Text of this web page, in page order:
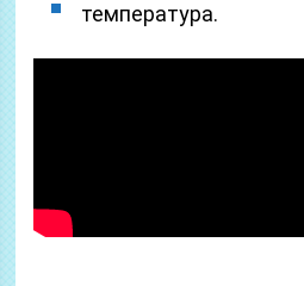
температура.